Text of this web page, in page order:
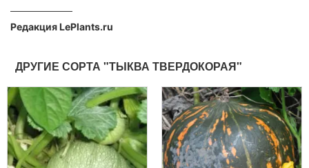
Редакция LePlants.ru
ДРУГИЕ СОРТА "ТЫКВА ТВЕРДОКОРАЯ"